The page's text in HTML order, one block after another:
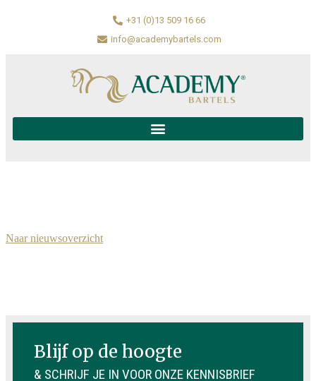
+31 (0)13 509 16 66
info@academybartels.com
Naar nieuwsoverzicht
Blijf op de hoogte
& SCHRIJF JE IN VOOR ONZE KENNISBRIEF